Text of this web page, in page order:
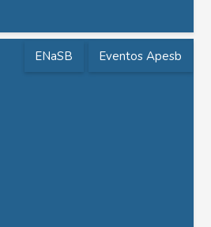
ENaSB Eventos Apesb